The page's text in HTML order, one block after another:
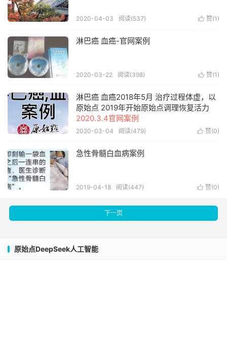
 赞(1 )
2020-04-03 阅读(537)
淋巴癌 血癌-官网案例
 赞(1 )
2020-03-22 阅读(398)
淋巴癌 血癌2018年5月 治疗过程体虚，以
原始点 2019年开始原始点调理恢复活力
2020.3.4官网案例
 赞(0)
2020-03-04 阅读(479)
急性骨髓白血病案例
 赞(0)
2019-04-18 阅读(447)
下一页
原始点DeepSeek人工智能